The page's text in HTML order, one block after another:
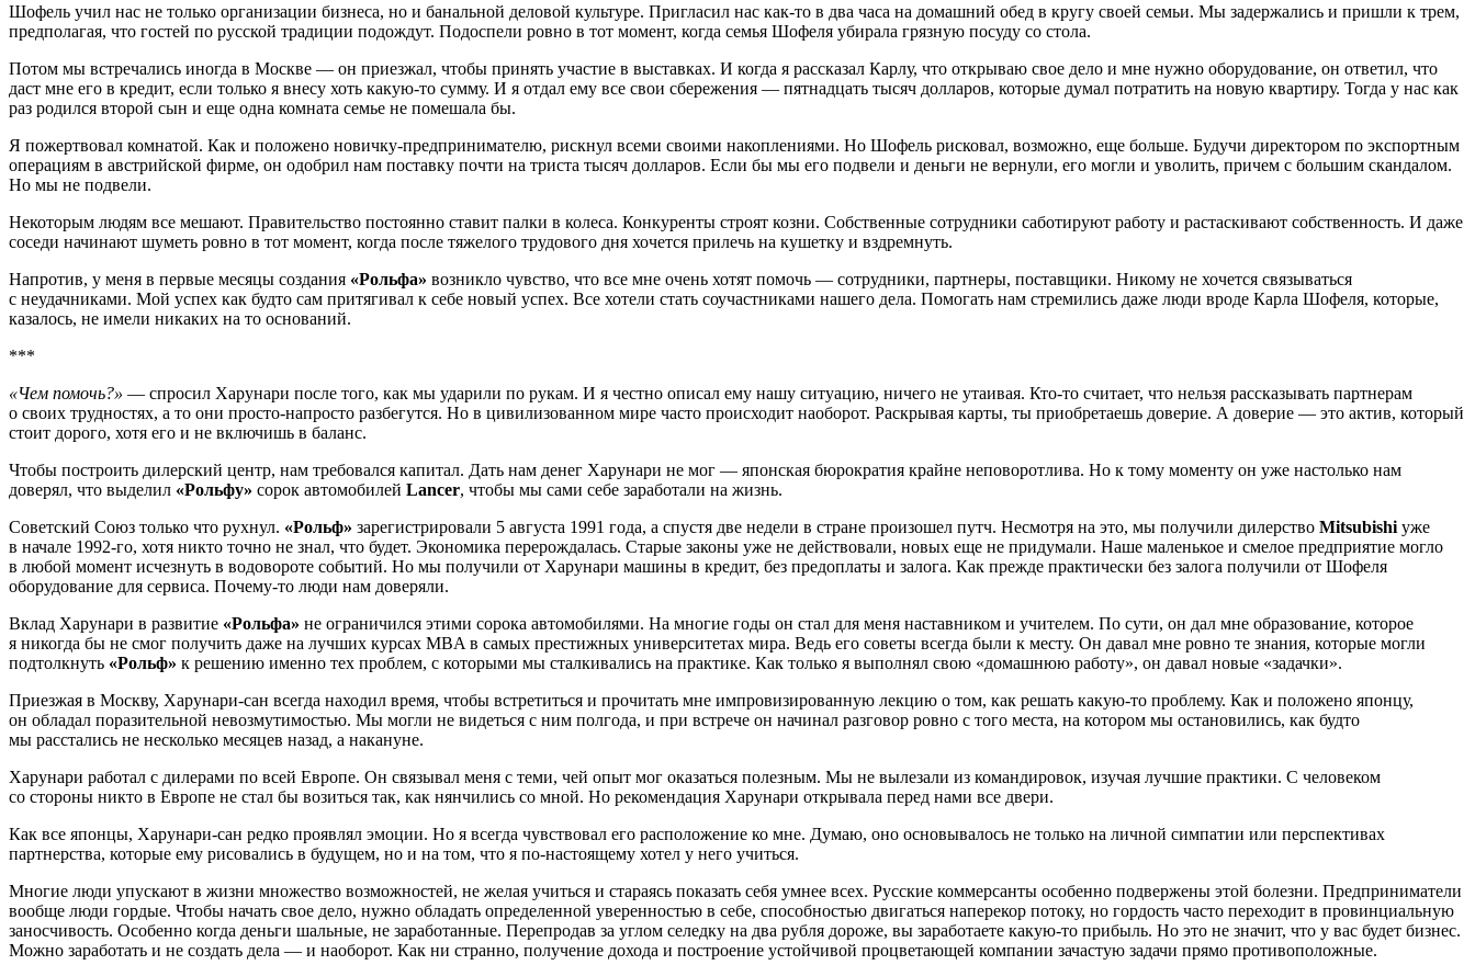
Шофель учил нас не только организации бизнеса, но и банальной деловой культуре. Пригласил нас как-то в два часа на домашний обед в кругу своей семьи. Мы задержались и пришли к трем,
предполагая, что гостей по русской традиции подождут. Подоспели ровно в тот момент, когда семья Шофеля убирала грязную посуду со стола.
Потом мы встречались иногда в Москве — он приезжал, чтобы принять участие в выставках. И когда я рассказал Карлу, что открываю свое дело и мне нужно оборудование, он ответил, что
даст мне его в кредит, если только я внесу хоть какую-то сумму. И я отдал ему все свои сбережения — пятнадцать тысяч долларов, которые думал потратить на новую квартиру. Тогда у нас как
раз родился второй сын и еще одна комната семье не помешала бы.
Я пожертвовал комнатой. Как и положено новичку-предпринимателю, рискнул всеми своими накоплениями. Но Шофель рисковал, возможно, еще больше. Будучи директором по экспортным
операциям в австрийской фирме, он одобрил нам поставку почти на триста тысяч долларов. Если бы мы его подвели и деньги не вернули, его могли и уволить, причем с большим скандалом.
Но мы не подвели.
Некоторым людям все мешают. Правительство постоянно ставит палки в колеса. Конкуренты строят козни. Собственные сотрудники саботируют работу и растаскивают собственность. И даже
соседи начинают шуметь ровно в тот момент, когда после тяжелого трудового дня хочется прилечь на кушетку и вздремнуть.
Напротив, у меня в первые месяцы создания «Рольфа» возникло чувство, что все мне очень хотят помочь — сотрудники, партнеры, поставщики. Никому не хочется связываться
с неудачниками. Мой успех как будто сам притягивал к себе новый успех. Все хотели стать соучастниками нашего дела. Помогать нам стремились даже люди вроде Карла Шофеля, которые,
казалось, не имели никаких на то оснований.
***
«Чем помочь?» — спросил Харунари после того, как мы ударили по рукам. И я честно описал ему нашу ситуацию, ничего не утаивая. Кто-то считает, что нельзя рассказывать партнерам
о своих трудностях, а то они просто-напросто разбегутся. Но в цивилизованном мире часто происходит наоборот. Раскрывая карты, ты приобретаешь доверие. А доверие — это актив, который
стоит дорого, хотя его и не включишь в баланс.
Чтобы построить дилерский центр, нам требовался капитал. Дать нам денег Харунари не мог — японская бюрократия крайне неповоротлива. Но к тому моменту он уже настолько нам
доверял, что выделил «Рольфу» сорок автомобилей Lancer, чтобы мы сами себе заработали на жизнь.
Советский Союз только что рухнул. «Рольф» зарегистрировали 5 августа 1991 года, а спустя две недели в стране произошел путч. Несмотря на это, мы получили дилерство Mitsubishi уже
в начале 1992-го, хотя никто точно не знал, что будет. Экономика перерождалась. Старые законы уже не действовали, новых еще не придумали. Наше маленькое и смелое предприятие могло
в любой момент исчезнуть в водовороте событий. Но мы получили от Харунари машины в кредит, без предоплаты и залога. Как прежде практически без залога получили от Шофеля
оборудование для сервиса. Почему-то люди нам доверяли.
Вклад Харунари в развитие «Рольфа» не ограничился этими сорока автомобилями. На многие годы он стал для меня наставником и учителем. По сути, он дал мне образование, которое
я никогда бы не смог получить даже на лучших курсах MBA в самых престижных университетах мира. Ведь его советы всегда были к месту. Он давал мне ровно те знания, которые могли
подтолкнуть «Рольф» к решению именно тех проблем, с которыми мы сталкивались на практике. Как только я выполнял свою «домашнюю работу», он давал новые «задачки».
Приезжая в Москву, Харунари-сан всегда находил время, чтобы встретиться и прочитать мне импровизированную лекцию о том, как решать какую-то проблему. Как и положено японцу,
он обладал поразительной невозмутимостью. Мы могли не видеться с ним полгода, и при встрече он начинал разговор ровно с того места, на котором мы остановились, как будто
мы расстались не несколько месяцев назад, а накануне.
Харунари работал с дилерами по всей Европе. Он связывал меня с теми, чей опыт мог оказаться полезным. Мы не вылезали из командировок, изучая лучшие практики. С человеком
со стороны никто в Европе не стал бы возиться так, как нянчились со мной. Но рекомендация Харунари открывала перед нами все двери.
Как все японцы, Харунари-сан редко проявлял эмоции. Но я всегда чувствовал его расположение ко мне. Думаю, оно основывалось не только на личной симпатии или перспективах
партнерства, которые ему рисовались в будущем, но и на том, что я по-настоящему хотел у него учиться.
Многие люди упускают в жизни множество возможностей, не желая учиться и стараясь показать себя умнее всех. Русские коммерсанты особенно подвержены этой болезни. Предприниматели
вообще люди гордые. Чтобы начать свое дело, нужно обладать определенной уверенностью в себе, способностью двигаться наперекор потоку, но гордость часто переходит в провинциальную
заносчивость. Особенно когда деньги шальные, не заработанные. Перепродав за углом селедку на два рубля дороже, вы заработаете какую-то прибыль. Но это не значит, что у вас будет бизнес.
Можно заработать и не создать дела — и наоборот. Как ни странно, получение дохода и построение устойчивой процветающей компании зачастую задачи прямо противоположные.